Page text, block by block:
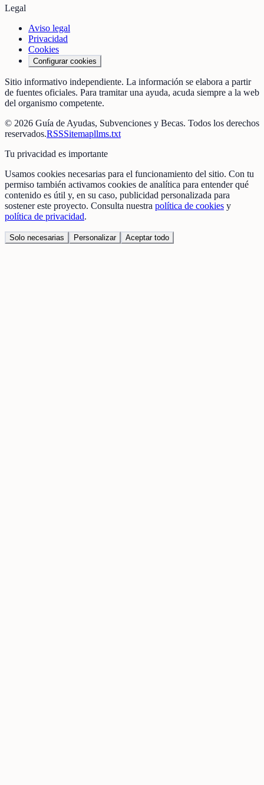
Legal
Aviso legal
Privacidad
Cookies
Configurar cookies
Sitio informativo independiente. La información se elabora a partir
de fuentes oficiales. Para tramitar una ayuda, acuda siempre a la web
del organismo competente.
© 2026 Guía de Ayudas, Subvenciones y Becas. Todos los derechos
reservados.RSSSitemapllms.txt
Tu privacidad es importante
Usamos cookies necesarias para el funcionamiento del sitio. Con tu
permiso también activamos cookies de analítica para entender qué
contenido es útil y, en su caso, publicidad personalizada para
sostener este proyecto. Consulta nuestra política de cookies y
política de privacidad.
Solo necesarias Personalizar Aceptar todo